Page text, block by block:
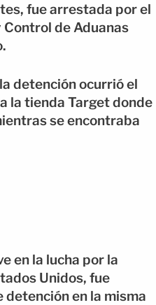
fue arrestada por el
de Aduanas
detención ocurrió el
la tienda Target donde
se encontraba
en la lucha por la
Unidos, fue
en la misma